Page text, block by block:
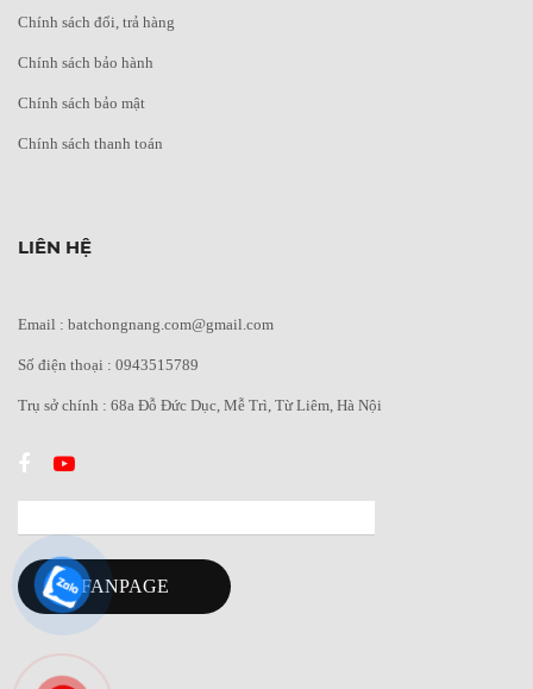
Chính sách đổi, trả hàng
Chính sách bảo hành
Chính sách bảo mật
Chính sách thanh toán
LIÊN HỆ
Email : batchongnang.com@gmail.com
Số điện thoại : 0943515789
Trụ sở chính : 68a Đỗ Đức Dục, Mễ Trì, Từ Liêm, Hà Nội
FANPAGE